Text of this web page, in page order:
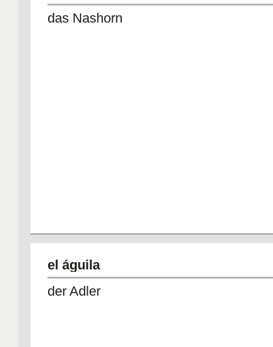
das Nashorn
el águila
der Adler